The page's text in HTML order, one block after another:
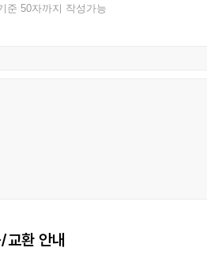
준 50자까지 작성가능
교환 안내